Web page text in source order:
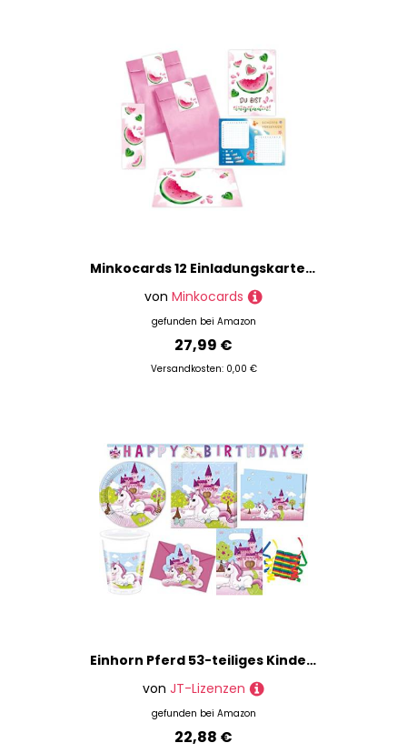
Minkocards 12 Einladungskarten zum Kindergeburtstag Wassermelone Mädchen Mädchengeburtstag incl. 12 Umschläge, 12 Partytüten/rosa, 12 Aufkleber, 12 Lesezeichen, 12 Schiffe versenken
von Minkocards
gefunden bei Amazon
27,99 €
Versandkosten: 0,00 €
Einhorn Pferd 53-teiliges Kindergeburtstag Party Deko Set Premium Motto Fete Feier 8 Teller, 8 Becher, 20 Servietten, Tischdecke, 6 Einladungskarten, 6 Partytüten, 1 Partykette, 3 Rollen Luftschlangen
von JT-Lizenzen
gefunden bei Amazon
22,88 €